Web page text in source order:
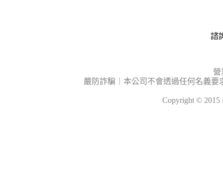
諮
營
嚴防詐騙｜本公司不會透過任何名義
Copyright ©